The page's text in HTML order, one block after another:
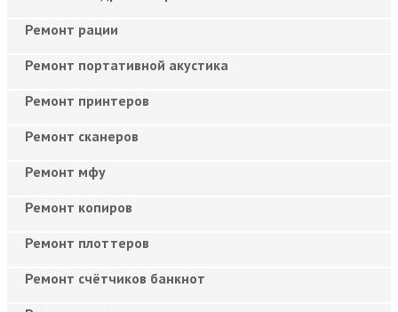
Ремонт рации
Ремонт портативной акустика
Ремонт принтеров
Ремонт сканеров
Ремонт мфу
Ремонт копиров
Ремонт плоттеров
Ремонт счётчиков банкнот